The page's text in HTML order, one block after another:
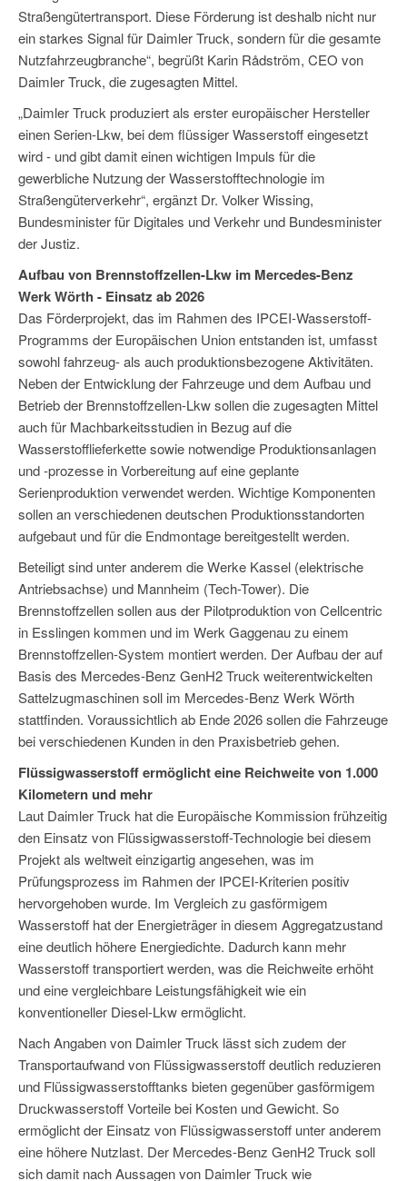
Straßengütertransport. Diese Förderung ist deshalb nicht nur
ein starkes Signal für Daimler Truck, sondern für die gesamte
Nutzfahrzeugbranche“, begrüßt Karin Rådström, CEO von
Daimler Truck, die zugesagten Mittel.
„Daimler Truck produziert als erster europäischer Hersteller
einen Serien-Lkw, bei dem flüssiger Wasserstoff eingesetzt
wird - und gibt damit einen wichtigen Impuls für die
gewerbliche Nutzung der Wasserstofftechnologie im
Straßengüterverkehr“, ergänzt Dr. Volker Wissing,
Bundesminister für Digitales und Verkehr und Bundesminister
der Justiz.
Aufbau von Brennstoffzellen-Lkw im Mercedes-Benz
Werk Wörth - Einsatz ab 2026
Das Förderprojekt, das im Rahmen des IPCEI-Wasserstoff-
Programms der Europäischen Union entstanden ist, umfasst
sowohl fahrzeug- als auch produktionsbezogene Aktivitäten.
Neben der Entwicklung der Fahrzeuge und dem Aufbau und
Betrieb der Brennstoffzellen-Lkw sollen die zugesagten Mittel
auch für Machbarkeitsstudien in Bezug auf die
Wasserstofflieferkette sowie notwendige Produktionsanlagen
und -prozesse in Vorbereitung auf eine geplante
Serienproduktion verwendet werden. Wichtige Komponenten
sollen an verschiedenen deutschen Produktionsstandorten
aufgebaut und für die Endmontage bereitgestellt werden.
Beteiligt sind unter anderem die Werke Kassel (elektrische
Antriebsachse) und Mannheim (Tech-Tower). Die
Brennstoffzellen sollen aus der Pilotproduktion von Cellcentric
in Esslingen kommen und im Werk Gaggenau zu einem
Brennstoffzellen-System montiert werden. Der Aufbau der auf
Basis des Mercedes-Benz GenH2 Truck weiterentwickelten
Sattelzugmaschinen soll im Mercedes-Benz Werk Wörth
stattfinden. Voraussichtlich ab Ende 2026 sollen die Fahrzeuge
bei verschiedenen Kunden in den Praxisbetrieb gehen.
Flüssigwasserstoff ermöglicht eine Reichweite von 1.000
Kilometern und mehr
Laut Daimler Truck hat die Europäische Kommission frühzeitig
den Einsatz von Flüssigwasserstoff-Technologie bei diesem
Projekt als weltweit einzigartig angesehen, was im
Prüfungsprozess im Rahmen der IPCEI-Kriterien positiv
hervorgehoben wurde. Im Vergleich zu gasförmigem
Wasserstoff hat der Energieträger in diesem Aggregatzustand
eine deutlich höhere Energiedichte. Dadurch kann mehr
Wasserstoff transportiert werden, was die Reichweite erhöht
und eine vergleichbare Leistungsfähigkeit wie ein
konventioneller Diesel-Lkw ermöglicht.
Nach Angaben von Daimler Truck lässt sich zudem der
Transportaufwand von Flüssigwasserstoff deutlich reduzieren
und Flüssigwasserstofftanks bieten gegenüber gasförmigem
Druckwasserstoff Vorteile bei Kosten und Gewicht. So
ermöglicht der Einsatz von Flüssigwasserstoff unter anderem
eine höhere Nutzlast. Der Mercedes-Benz GenH2 Truck soll
sich damit nach Aussagen von Daimler Truck wie